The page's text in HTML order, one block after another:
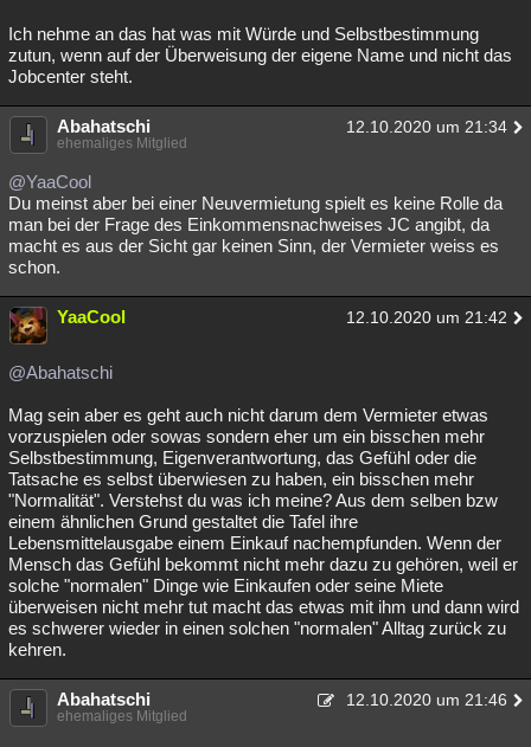
Ich nehme an das hat was mit Würde und Selbstbestimmung
zutun, wenn auf der Überweisung der eigene Name und nicht das
Jobcenter steht.
Abahatschi 12.10.2020 um 21:34
ehemaliges Mitglied
@YaaCool
Du meinst aber bei einer Neuvermietung spielt es keine Rolle da
man bei der Frage des Einkommensnachweises JC angibt, da
macht es aus der Sicht gar keinen Sinn, der Vermieter weiss es
schon.
YaaCool 12.10.2020 um 21:42
@Abahatschi
Mag sein aber es geht auch nicht darum dem Vermieter etwas
vorzuspielen oder sowas sondern eher um ein bisschen mehr
Selbstbestimmung, Eigenverantwortung, das Gefühl oder die
Tatsache es selbst überwiesen zu haben, ein bisschen mehr
"Normalität". Verstehst du was ich meine? Aus dem selben bzw
einem ähnlichen Grund gestaltet die Tafel ihre
Lebensmittelausgabe einem Einkauf nachempfunden. Wenn der
Mensch das Gefühl bekommt nicht mehr dazu zu gehören, weil er
solche "normalen" Dinge wie Einkaufen oder seine Miete
überweisen nicht mehr tut macht das etwas mit ihm und dann wird
es schwerer wieder in einen solchen "normalen" Alltag zurück zu
kehren.
Abahatschi 12.10.2020 um 21:46
ehemaliges Mitglied